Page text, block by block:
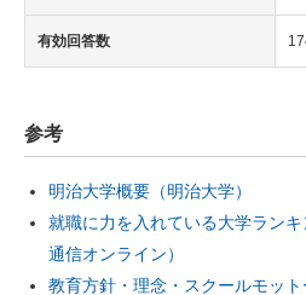
有効回答数
参考
明治大学概要（明治大学）
就職に力を入れている大学ラン
通信オンライン）
教育方針・理念・スクールモット